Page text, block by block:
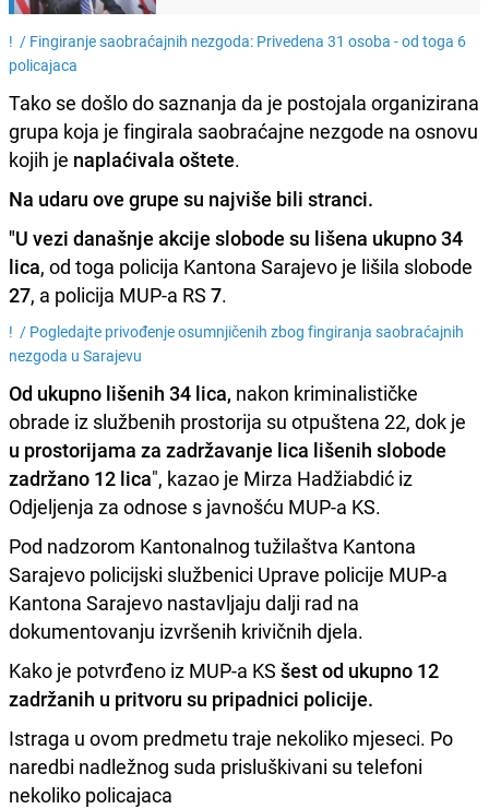
! / Fingiranje saobraćajnih nezgoda: Privedena 31 osoba - od toga 6
policajaca
Tako se došlo do saznanja da je postojala organizirana
grupa koja je fingirala saobraćajne nezgode na osnovu
kojih je naplaćivala oštete.
Na udaru ove grupe su najviše bili stranci.
"U vezi današnje akcije slobode su lišena ukupno 34
lica, od toga policija Kantona Sarajevo je lišila slobode
27, a policija MUP-a RS 7.
! / Pogledajte privođenje osumnjičenih zbog fingiranja saobraćajnih
nezgoda u Sarajevu
Od ukupno lišenih 34 lica, nakon kriminalističke
obrade iz službenih prostorija su otpuštena 22, dok je
u prostorijama za zadržavanje lica lišenih slobode
zadržano 12 lica", kazao je Mirza Hadžiabdić iz
Odjeljenja za odnose s javnošću MUP-a KS.
Pod nadzorom Kantonalnog tužilaštva Kantona
Sarajevo policijski službenici Uprave policije MUP-a
Kantona Sarajevo nastavljaju dalji rad na
dokumentovanju izvršenih krivičnih djela.
Kako je potvrđeno iz MUP-a KS šest od ukupno 12
zadržanih u pritvoru su pripadnici policije.
Istraga u ovom predmetu traje nekoliko mjeseci. Po
naredbi nadležnog suda prisluškivani su telefoni
nekoliko policajaca